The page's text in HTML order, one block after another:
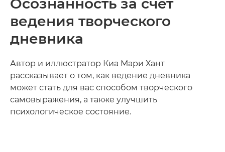
Осознанность за счет
ведения творческого
дневника
Автор и иллюстратор Киа Мари Хант
рассказывает о том, как ведение дневника
может стать для вас способом творческого
самовыражения, а также улучшить
психологическое состояние.